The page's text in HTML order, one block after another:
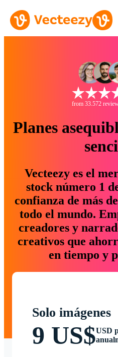
from 33.572
Planes
Vecteezy es el
stock número 1
confianza de más
todo el mundo.
creadores y
creativos que
en tiempo y
Solo imágenes
9 US$USD